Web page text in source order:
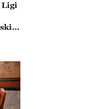
Ligi